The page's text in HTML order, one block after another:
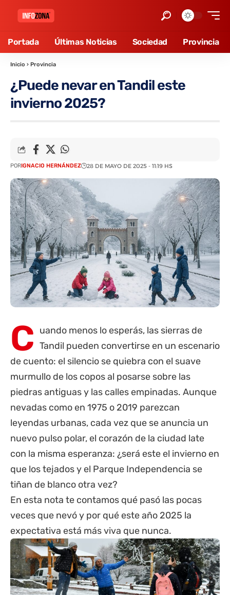
Portada Últimas Noticias Sociedad Provincia
Inicio › Provincia
¿Puede nevar en Tandil este
invierno 2025?
PORIGNACIO HERNÁNDEZ 28 DE MAYO DE 2025 - 11:19 HS
C uando menos lo esperás, las sierras de
Tandil pueden convertirse en un escenario
de cuento: el silencio se quiebra con el suave
murmullo de los copos al posarse sobre las
piedras antiguas y las calles empinadas. Aunque
nevadas como en 1975 o 2019 parezcan
leyendas urbanas, cada vez que se anuncia un
nuevo pulso polar, el corazón de la ciudad late
con la misma esperanza: ¿será este el invierno en
que los tejados y el Parque Independencia se
tiñan de blanco otra vez?
En esta nota te contamos qué pasó las pocas
veces que nevó y por qué este año 2025 la
expectativa está más viva que nunca.